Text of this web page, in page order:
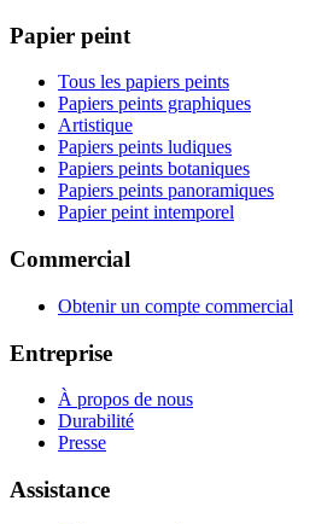
Papier peint
Tous les papiers peints
Papiers peints graphiques
Artistique
Papiers peints ludiques
Papiers peints botaniques
Papiers peints panoramiques
Papier peint intemporel
Commercial
Obtenir un compte commercial
Entreprise
À propos de nous
Durabilité
Presse
Assistance